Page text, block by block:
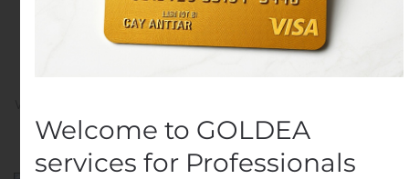
prezzo complessivo di
Euro 5 milioni
inPublic Companies.
Welcome to GOLDEA
services for Professionals